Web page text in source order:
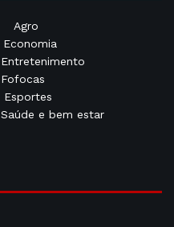
Agro
Economia
Entretenimento
Fofocas
Esportes
Saúde e bem estar